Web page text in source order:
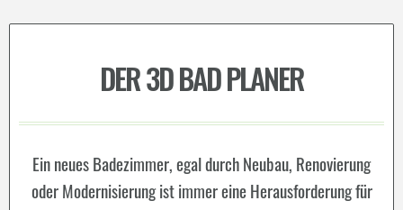
DER 3D BAD PLANER
Ein neues Badezimmer, egal durch Neubau, Renovierung
oder Modernisierung ist immer eine Herausforderung für